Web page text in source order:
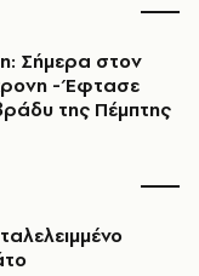
Σήμερα στον
- Έφτασε
της Πέμπτης